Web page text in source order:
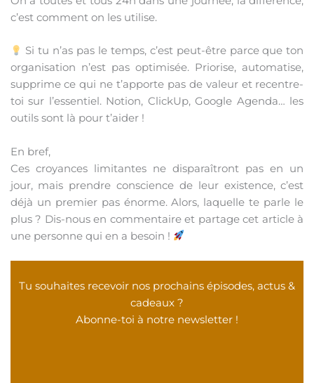
c’est comment on les utilise.
Si tu n’as pas le temps, c’est peut-être parce que ton
organisation n’est pas optimisée. Priorise, automatise,
supprime ce qui ne t’apporte pas de valeur et recentre-
toi sur l’essentiel. Notion, ClickUp, Google Agenda… les
outils sont là pour t’aider !
En bref,
Ces croyances limitantes ne disparaîtront pas en un
jour, mais prendre conscience de leur existence, c’est
déjà un premier pas énorme. Alors, laquelle te parle le
plus ? Dis-nous en commentaire et partage cet article à
une personne qui en a besoin !
Tu souhaites recevoir nos prochains épisodes, actus &
cadeaux ?
Abonne-toi à notre newsletter !